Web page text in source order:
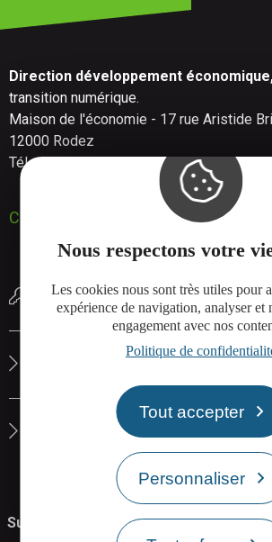
Nous respectons votre
Les cookies nous sont très utiles pour
expérience de navigation, analyser et
engagement avec nos
Politique de
Tout accepter
Personnaliser
Direction développement
transition numérique.
Maison de l'économie - 17 rue Aristide
12000 Rodez
Tél. : 05 65 73 83 09
Contactez-nous
Réserver une salle de réunion
Le site de Rodez Agglo
La carte interactive de Rodez Agglo
Suivez-nous